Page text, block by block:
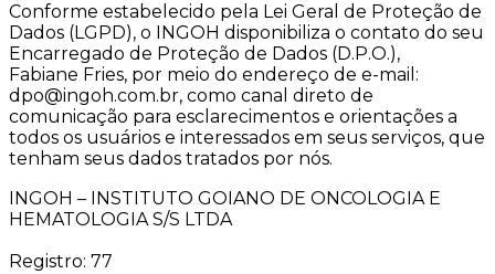
Conforme estabelecido pela Lei Geral de Proteção de
Dados (LGPD), o INGOH disponibiliza o contato do seu
Encarregado de Proteção de Dados (D.P.O.),
Fabiane Fries, por meio do endereço de e-mail:
dpo@ingoh.com.br, como canal direto de
comunicação para esclarecimentos e orientações a
todos os usuários e interessados em seus serviços, que
tenham seus dados tratados por nós.
INGOH – INSTITUTO GOIANO DE ONCOLOGIA E
HEMATOLOGIA S/S LTDA
Registro: 77